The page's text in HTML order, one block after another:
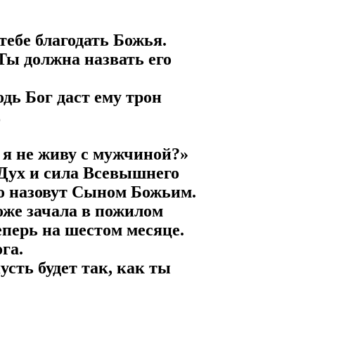
благодать Божья.
должна назвать его
Бог даст ему трон
не живу с мужчиной?»
и сила Всевышнего
назовут Сыном Божьим.
зачала в пожилом
на шестом месяце.
будет так, как ты